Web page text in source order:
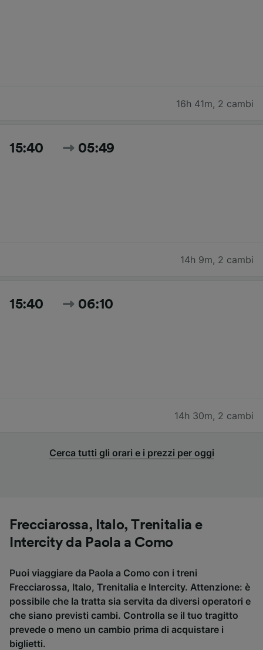
16h 41m, 2 cambi
15:40 05:49
14h 9m, 2 cambi
15:40 06:10
14h 30m, 2 cambi
Cerca tutti gli orari e i prezzi per oggi
Frecciarossa, Italo, Trenitalia e
Intercity da Paola a Como
Puoi viaggiare da Paola a Como con i treni
Frecciarossa, Italo, Trenitalia e Intercity. Attenzione: è
possibile che la tratta sia servita da diversi operatori e
che siano previsti cambi. Controlla se il tuo tragitto
prevede o meno un cambio prima di acquistare i
biglietti.